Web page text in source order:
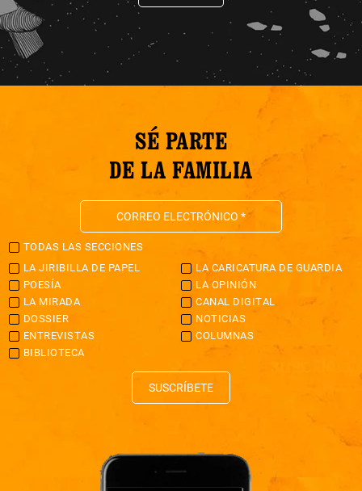
SÉ PARTE
DE LA FAMILIA
TODAS LAS SECCIONES
LA JIRIBILLA DE PAPEL
LA CARICATURA DE GUARDIA
POESÍA
LA OPINIÓN
LA MIRADA
CANAL DIGITAL
DOSSIER
NOTICIAS
ENTREVISTAS
COLUMNAS
BIBLIOTECA
SUSCRÍBETE